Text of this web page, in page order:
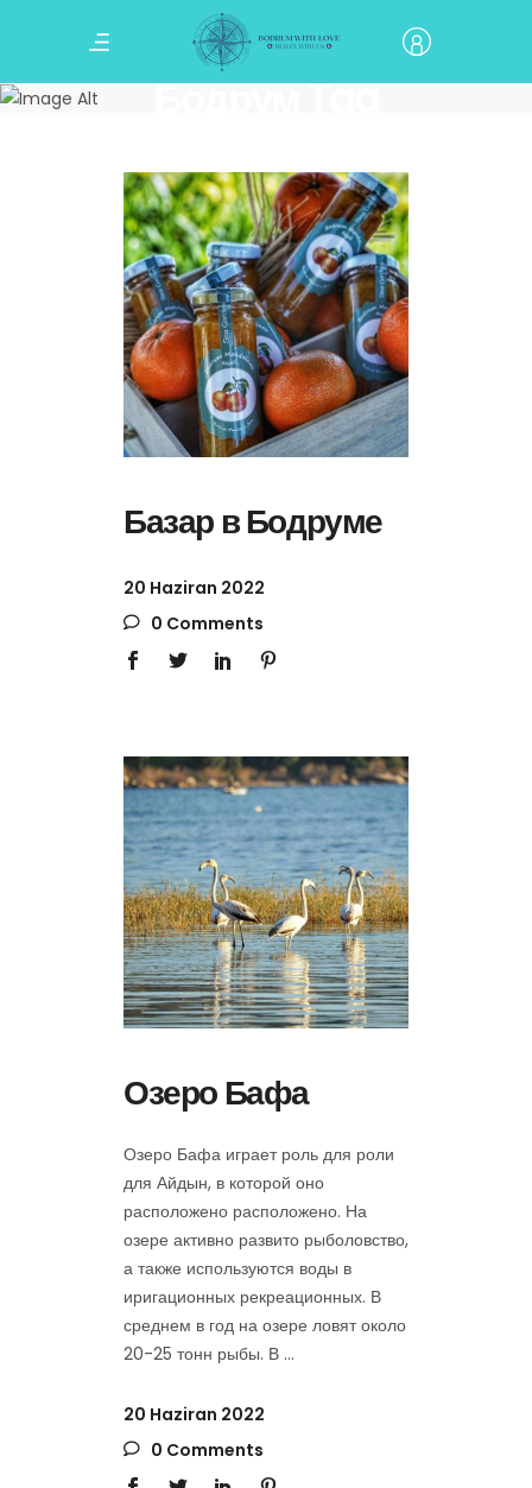
Бодрум Tag
Базар в Бодруме
20 Haziran 2022
0 Comments
Озеро Бафа
Озеро Бафа играет роль для роли
для Айдын, в которой оно
расположено расположено. На
озере активно развито рыболовство,
а также используются воды в
иригационных рекреационных. В
среднем в год на озере ловят около
20-25 тонн рыбы. В
20 Haziran 2022
0 Comments